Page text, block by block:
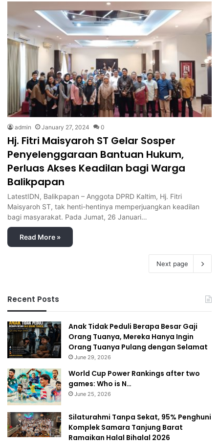
admin January 27, 2024 0
Hj. Fitri Maisyaroh ST Gelar Sosper
Penyelenggaraan Bantuan Hukum,
Perluas Akses Keadilan bagi Warga
Balikpapan
LatestIDN, Balikpapan – Anggota DPRD Kaltim, Hj. Fitri
Maisyaroh ST, tak henti-hentinya memperjuangkan keadilan
bagi masyarakat. Pada Jumat, 26 Januari…
Read More »
Next page
Recent Posts
Anak Tidak Peduli Berapa Besar Gaji
Orang Tuanya, Mereka Hanya Ingin
Orang Tuanya Pulang dengan Selamat
June 29, 2026
World Cup Power Rankings after two
games: Who is N…
June 25, 2026
Silaturahmi Tanpa Sekat, 95% Penghuni
Komplek Samara Tanjung Barat
Ramaikan Halal Bihalal 2026